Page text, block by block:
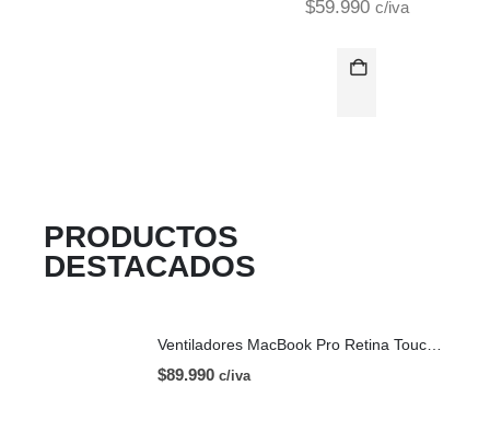
$59.990 c/iva
PRODUCTOS
DESTACADOS
$89.990 c/iva